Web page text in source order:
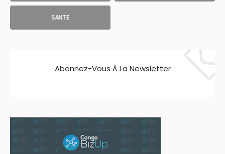
SANTE
Abonnez-Vous À La Newsletter